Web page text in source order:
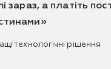
зараз, а платіть
технологічні рішення